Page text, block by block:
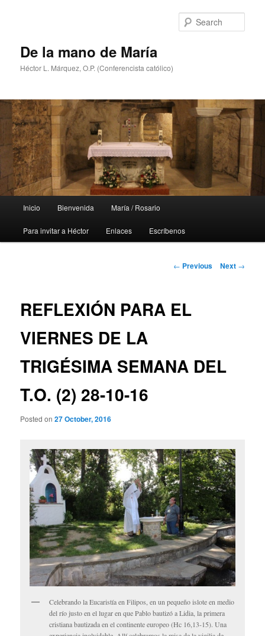
De la mano de María
Héctor L. Márquez, O.P. (Conferencista católico)
Inicio Bienvenida María / Rosario
Para invitar a Héctor Enlaces Escríbenos
Post
← Previous Next →
REFLEXIÓN PARA EL
VIERNES DE LA
TRIGÉSIMA SEMANA DEL
T.O. (2) 28-10-16
Posted on27 October, 2016
Celebrando la Eucaristía en Filipos, en un pequeño islote en medio
del río justo en el lugar en que Pablo bautizó a Lidia, la primera
cristiana bautizada en el continente europeo (Hc 16,13-15). Una